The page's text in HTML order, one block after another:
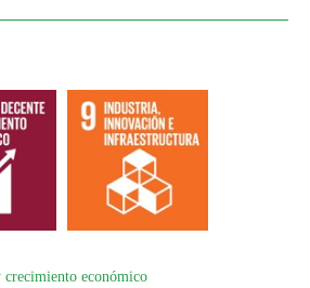
crecimiento económico